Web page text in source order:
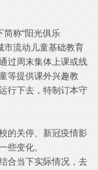
称“阳光俱乐
市流动儿童基础教育
过周末集体上课或线
等提供课外兴趣教
行下去，特制订本守
的关停、新冠疫情影
些变化。
合当下实际情况，去